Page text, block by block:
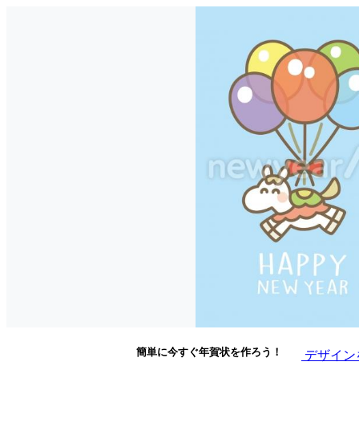
簡単に今すぐ年賀状を作ろう！ デザイ